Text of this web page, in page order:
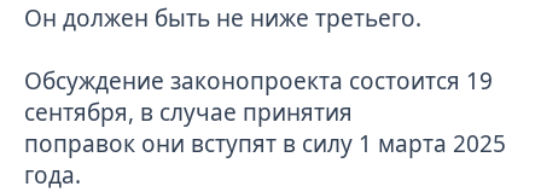
Он должен быть не ниже третьего.
Обсуждение законопроекта состоится 19
сентября, в случае принятия
поправок они вступят в силу 1 марта 2025
года.